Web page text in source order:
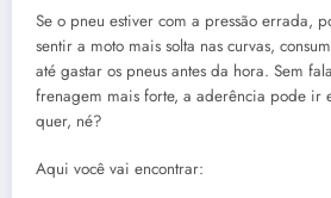
Se o pneu estiver com a pressão errada,
sentir a moto mais solta nas curvas,
até gastar os pneus antes da hora. Sem
frenagem mais forte, a aderência pode ir
quer, né?
Aqui você vai encontrar: